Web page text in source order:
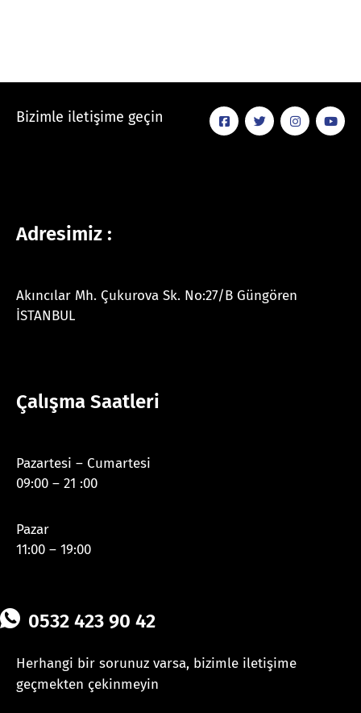
Bizimle iletişime geçin
Adresimiz :
Akıncılar Mh. Çukurova Sk. No:27/B Güngören
İSTANBUL
Çalışma Saatleri
Pazartesi – Cumartesi
09:00 – 21 :00
Pazar
11:00 – 19:00
0532 423 90 42
Herhangi bir sorunuz varsa, bizimle iletişime
geçmekten çekinmeyin